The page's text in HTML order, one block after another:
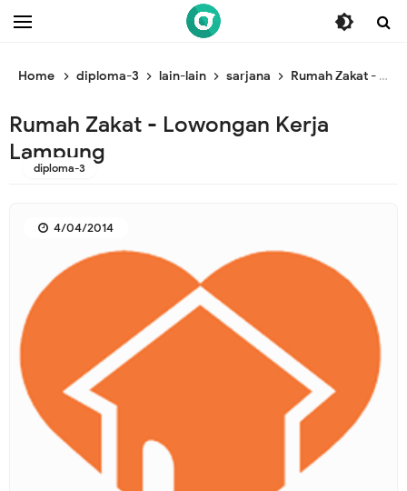
/* ganti br end */
Home diploma-3 lain-lain sarjana Rumah Zakat - Lowongan Kerja Lampung
Rumah Zakat - Lowongan Kerja
Lampung
diploma-3
4/04/2014